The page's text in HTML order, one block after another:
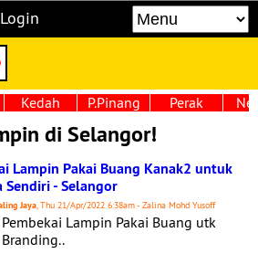
Login
Kedah P.Pinang Perak
di Selangor!
Lampin Pakai Buang Kanak2 untuk
Sendiri - Selangor
Jaya, Thu 21/Apr/2022 6:38am - Zalina Mohd Yusoff
Lampin Pakai Buang utk